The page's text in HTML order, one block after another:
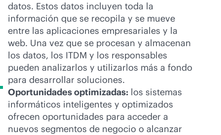
datos. Estos datos incluyen toda la
información que se recopila y se mueve
entre las aplicaciones empresariales y la
web. Una vez que se procesan y almacenan
los datos, los ITDM y los responsables
pueden analizarlos y utilizarlos más a fondo
para desarrollar soluciones.
Oportunidades optimizadas: los sistemas
informáticos inteligentes y optimizados
ofrecen oportunidades para acceder a
nuevos segmentos de negocio o alcanzar